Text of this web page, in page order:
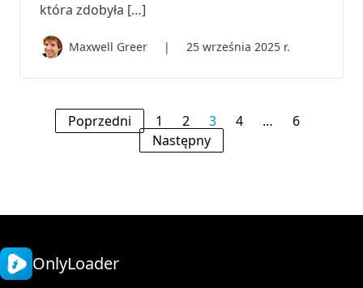
która zdobyła […]
Maxwell Greer | 25 września 2025 r.
Poprzedni 1 2 3 4 …
6
Następny
OnlyLoader